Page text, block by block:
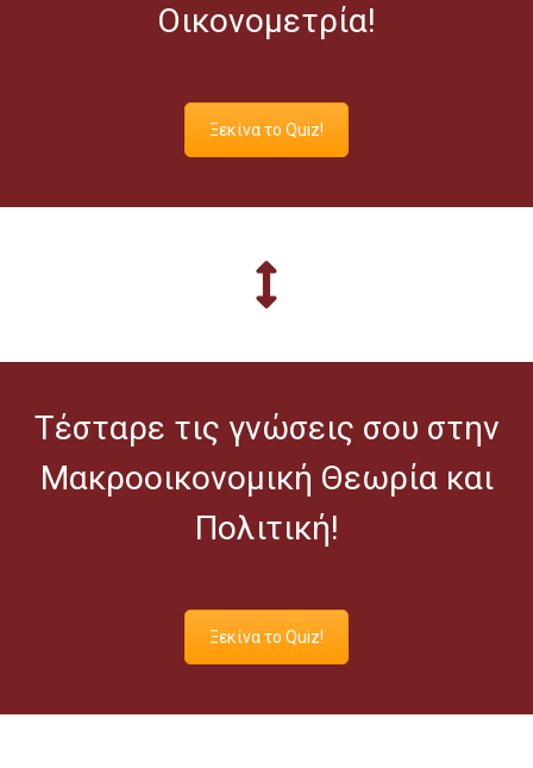
Οικονομετρία!
Ξεκίνα το Quiz!
Τέσταρε τις γνώσεις σου στην
Μακροοικονομική Θεωρία και
Πολιτική!
Ξεκίνα το Quiz!